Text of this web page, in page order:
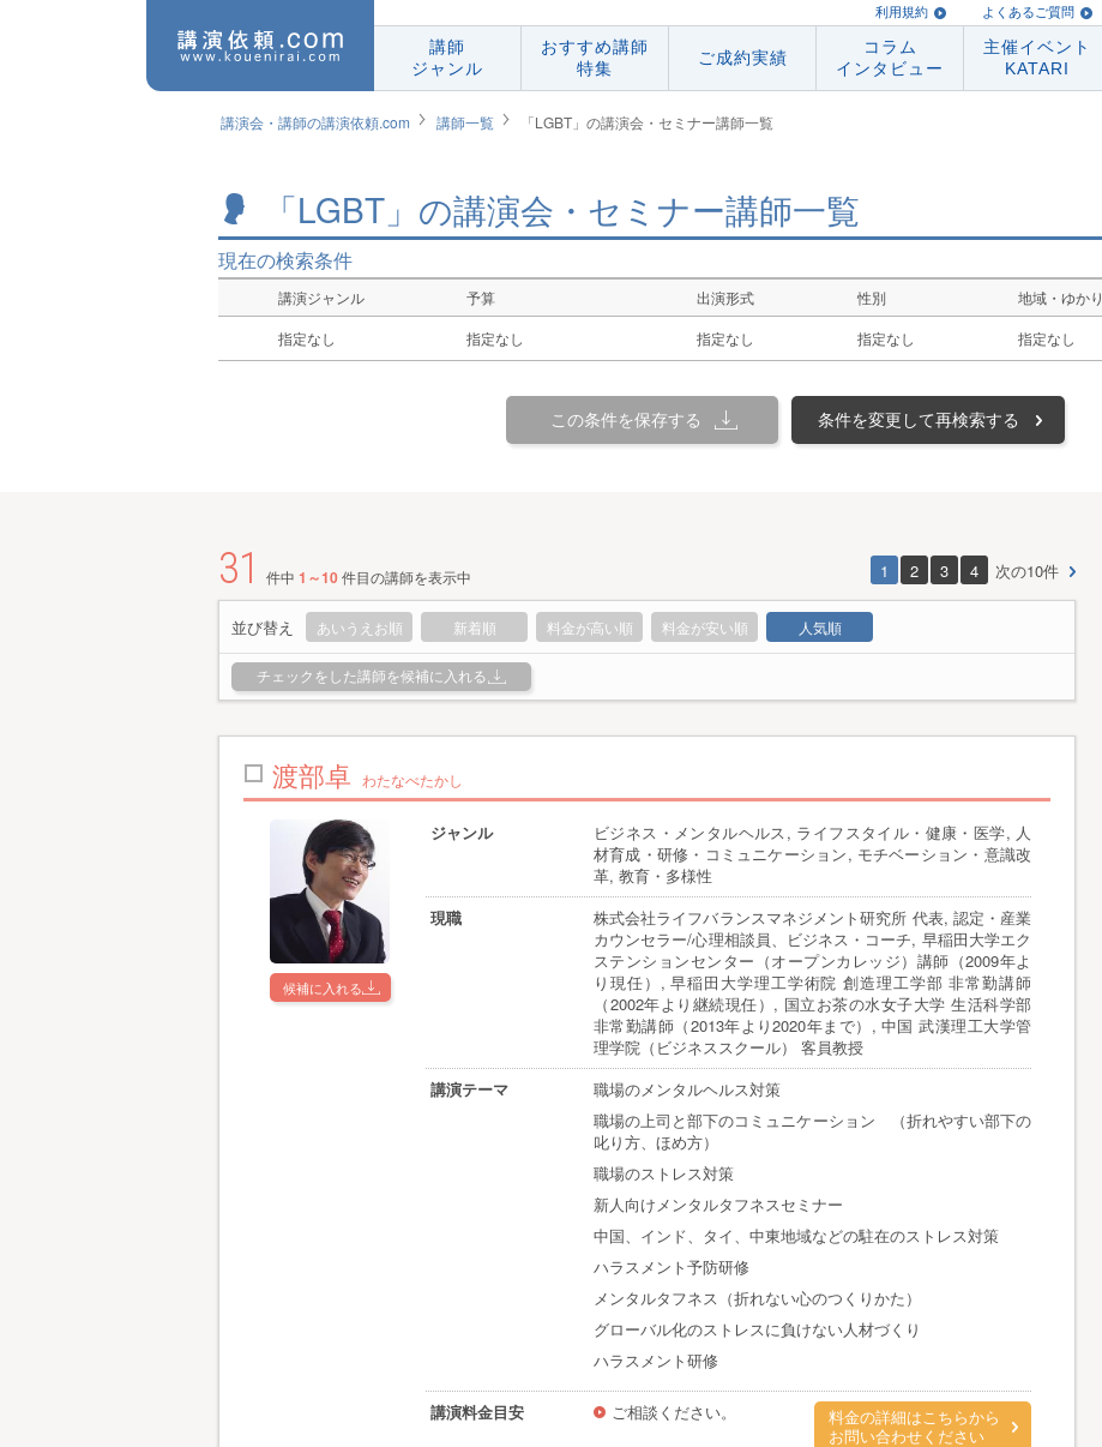
利用規約 よくあるご質問
講師
ジャンル
おすすめ講師
特集
ご成約実績
コラム
インタビュー
主催イベント
KATARI
講演会・講師の講演依頼.com 講師一覧 「LGBT」の講演会・セミナー講師一覧
「LGBT」の講演会・セミナー講師一覧
現在の検索条件
講演ジャンル 予算 出演形式 性別 地域・ゆかり
指定なし
指定なし 指定なし 指定なし 指定なし
この条件を保存する 条件を変更して再検索する
31 件中 1～10件目の講師を表示中 1 2 3 4 次の10件
並び替え あいうえお順 新着順 料金が高い順 料金が安い順 人気順
チェックをした講師を候補に入れる
渡部卓 わたなべたかし
候補に入れる
ジャンル
ビジネス・メンタルヘルス, ライフスタイル・健康・医学, 人
材育成・研修・コミュニケーション, モチベーション・意識改
革, 教育・多様性
現職
株式会社ライフバランスマネジメント研究所 代表, 認定・産業
カウンセラー/心理相談員、ビジネス・コーチ, 早稲田大学エク
ステンションセンター（オープンカレッジ）講師（2009年よ
り現任）, 早稲田大学理工学術院 創造理工学部 非常勤講師
（2002年より継続現任）, 国立お茶の水女子大学 生活科学部
非常勤講師（2013年より2020年まで）, 中国 武漢理工大学管
理学院（ビジネススクール） 客員教授
講演テーマ
職場のメンタルヘルス対策
職場の上司と部下のコミュニケーション （折れやすい部下の
叱り方、ほめ方）
職場のストレス対策
新人向けメンタルタフネスセミナー
中国、インド、タイ、中東地域などの駐在のストレス対策
ハラスメント予防研修
メンタルタフネス（折れない心のつくりかた）
グローバル化のストレスに負けない人材づくり
ハラスメント研修
講演料金目安 ご相談ください。
料金の詳細はこちらから
お問い合わせください